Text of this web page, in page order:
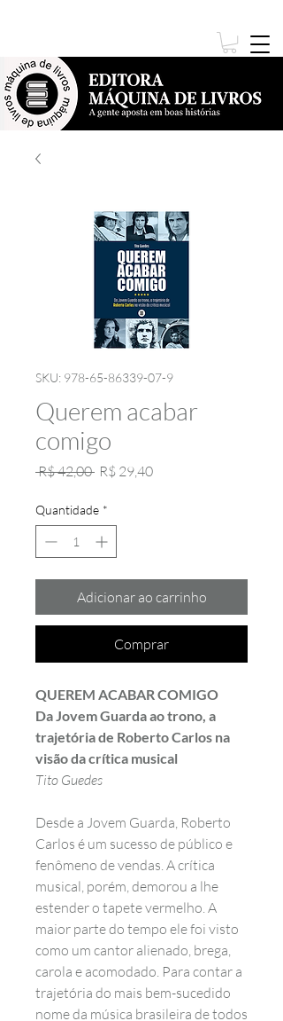
SKU: 978-65-86339-07-9
Querem acabar
comigo
R$ 42,00 Preço
R$ 29,40Preço
Quantidade *
Adicionar ao carrinho
Comprar
QUEREM ACABAR COMIGO
Da Jovem Guarda ao trono, a
trajetória de Roberto Carlos na
visão da crítica musical
Tito Guedes
Desde a Jovem Guarda, Roberto
Carlos é um sucesso de público e
fenômeno de vendas. A crítica
musical, porém, demorou a lhe
estender o tapete vermelho. A
maior parte do tempo ele foi visto
como um cantor alienado, brega,
carola e acomodado. Para contar a
trajetória do mais bem-sucedido
nome da música brasileira de todos